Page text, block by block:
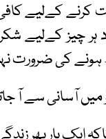
کرنے کےلیے
ہر چیز کےلیے
کی ضرورت
آسانی سے آ